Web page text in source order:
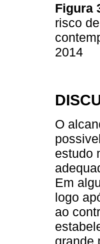
Figura
risco
2014
O
estudo
Em
logo
ao
grande